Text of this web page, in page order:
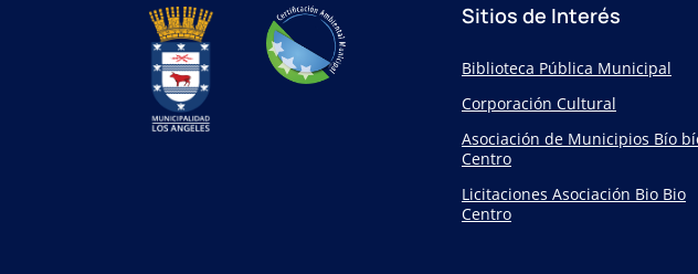
Sitios de Interés
Biblioteca Pública Municipal
Corporación Cultural
Asociación de Municipios Bío
Centro
Licitaciones Asociación Bio Bio
Centro